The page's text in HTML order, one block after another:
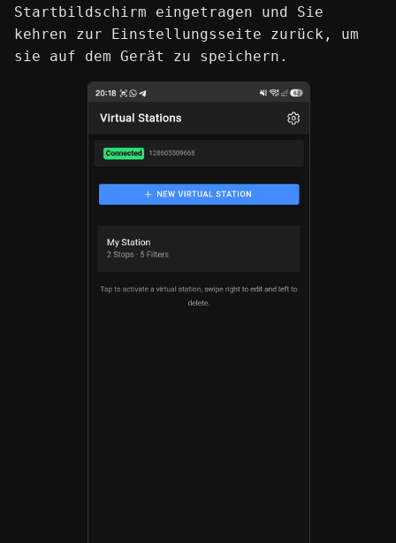
Startbildschirm eingetragen und Sie
kehren zur Einstellungsseite zurück, um
sie auf dem Gerät zu speichern.